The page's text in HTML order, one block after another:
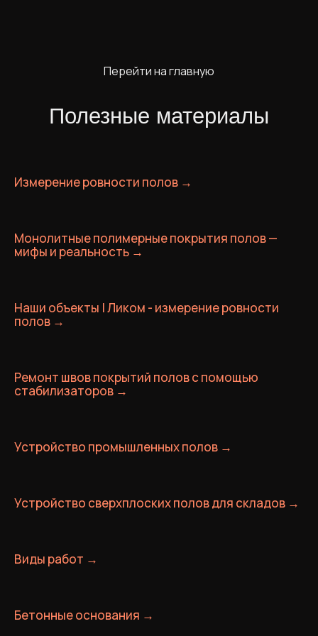
Перейти на главную
Полезные материалы
Измерение ровности полов →
Монолитные полимерные покрытия полов —
мифы и реальность →
Наши объекты | Ликом - измерение ровности
полов →
Ремонт швов покрытий полов с помощью
стабилизаторов →
Устройство промышленных полов →
Устройство сверхплоских полов для складов →
Виды работ →
Бетонные основания →